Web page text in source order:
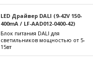
LED Драйвер DALI (9-42V 150-
400mA / LF-AAD012-0400-42)
Блок питания DALI для
светильников мощностью от 5-
15вт